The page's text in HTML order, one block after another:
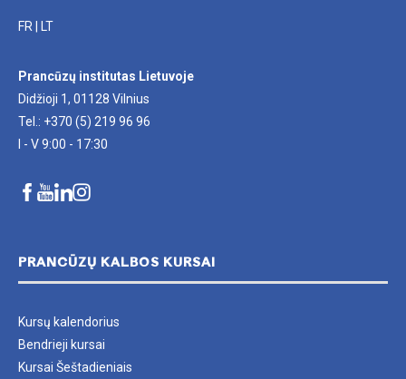
FR LT
Prancūzų institutas Lietuvoje
Didžioji 1, 01128 Vilnius
Tel.: +370 (5) 219 96 96
I - V 9:00 - 17:30
PRANCŪZŲ KALBOS KURSAI
Kursų kalendorius
Bendrieji kursai
Kursai Šeštadieniais